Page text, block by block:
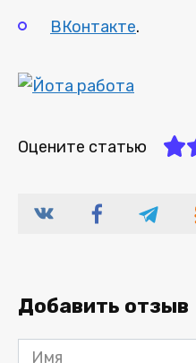
ВКонтакте.
Оцените статью
Добавить отзыв
Имя